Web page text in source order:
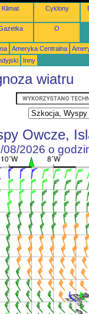
Klimat Cyklony
O
Ameryka Centralna
Inny
wiatru
Owcze,
2026 o